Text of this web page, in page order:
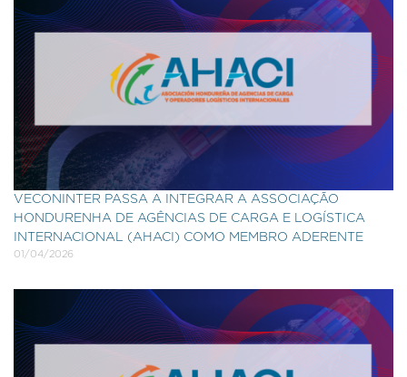
VECONINTER PASSA A INTEGRAR A ASSOCIAÇÃO
HONDURENHA DE AGÊNCIAS DE CARGA E LOGÍSTICA
INTERNACIONAL (AHACI) COMO MEMBRO ADERENTE
01/04/2026